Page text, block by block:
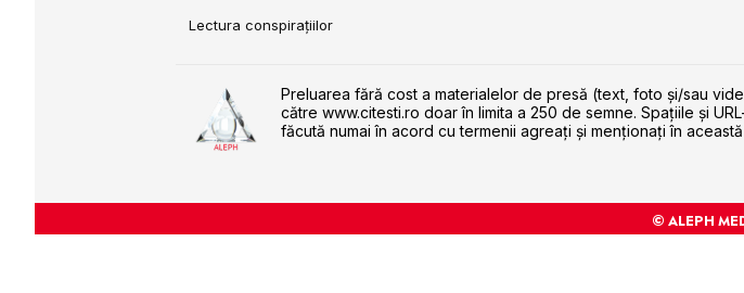
Lectura conspirațiilor
Preluarea fără cost a materialelor de presă (text, foto și/sau
către www.citesti.ro doar în limita a 250 de semne. Spaţiile şi
făcută numai în acord cu termenii agreaţi şi menţionaţi în
© ALEPH